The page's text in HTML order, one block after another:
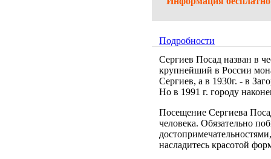
Подробности
Сергиев Посад назван в
крупнейший в России
Сергиев, а в 1930г. - в
Но в 1991 г. городу
Посещение Сергиева
человека. Обязательно
насладитесь красотой